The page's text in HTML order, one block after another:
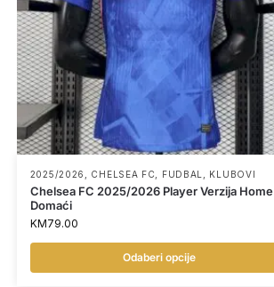
2025/2026 CHELSEA FC FUDBAL KLUBOVI
Chelsea FC 2025/2026 Player Verzija Home
Domaći
KM79.00
Odaberi opcije